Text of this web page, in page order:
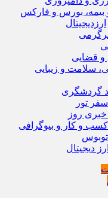
بیمه، بورس و فارکس
ارزدیجیتال
قضایی
سلامت و زیبایی
گردشگری
سفر تور
خبری روز
و کار و بیوگرافی
دیجیتال